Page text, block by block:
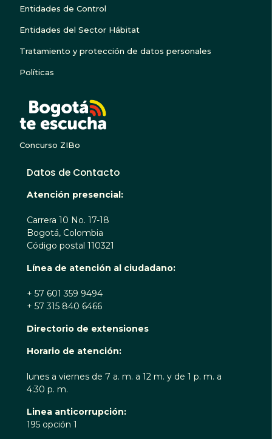
Entidades de Control
Entidades del Sector Hábitat
Tratamiento y protección de datos personales
Políticas
Concurso ZIBo
Datos de Contacto
Atención presencial:
Carrera 10 No. 17-18
Bogotá, Colombia
Código postal 110321
Línea de atención al ciudadano:
+ 57 601 359 9494
+ 57 315 840 6466
Directorio de extensiones
Horario de atención:
lunes a viernes de 7 a. m. a 12 m. y de 1 p. m. a
4:30 p. m.
Linea anticorrupción:
195 opción 1